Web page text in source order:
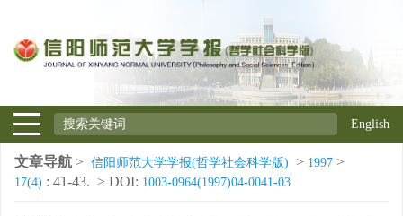
English
文章导航 > 信阳师范大学学报(哲学社会科学版) > 1997 >
17(4) : 41-43. > DOI: 1003-0964(1997)04-0041-03